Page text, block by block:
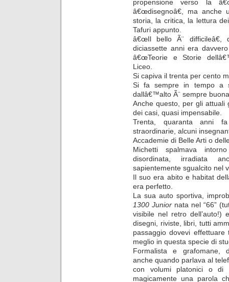
propensione verso la
â€œdisegnoâ€, ma
storia, la critica, la lettura
Tafuri appunto.
â€œIl bello Ã¨ difficileâ€,
diciassette anni era
â€œTeorie e Storie
Liceo.
Si capiva il trenta per cento
Si fa sempre in tempo a
dallâ€™alto Ã¨ sempre
Anche questo, per gli attuali
dei casi, quasi impensabile.
Trenta, quaranta anni
straordinarie, alcuni
Accademie di Belle Arti o
Michetti spalmava
disordinata, irradiata
sapientemente sgualcito nel
Il suo era abito e habitat
era perfetto.
La sua auto sportiva,
1300 Juniornata nel “66”
visibile nel retro dell’auto!)
disegni, riviste, libri, tutti
passaggio dovevi
meglio in questa specie di
Formalista e grafomane,
anche quando parlava al
con volumi platonici o di
magicamente una parola